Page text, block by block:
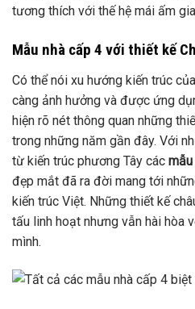
tương thích với thế hệ mái ấm
Mẫu nhà cấp 4 với thiết kế
Có thể nói xu hướng kiến trúc
càng ảnh hưởng và được ứng
hiện rõ nét thông quan những
trong những năm gần đây. Với
từ kiến trúc phương Tây các
đẹp mắt đã ra đời mang tới
kiến trúc Việt. Những thiết kế
tấu linh hoạt nhưng vẫn hài hòa
mình.